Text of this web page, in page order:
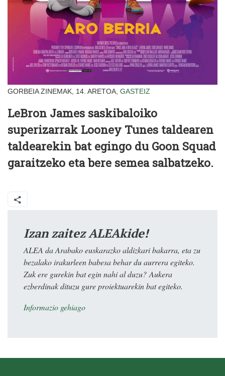
GORBEIA ZINEMAK, 14. ARETOA, GASTEIZ
LeBron James saskibaloiko
superizarrak Looney Tunes taldearen
taldearekin bat egingo du Goon Squad
garaitzeko eta bere semea salbatzeko.
Izan zaitez ALEAkide!
ALEA da Arabako euskarazko aldizkari bakarra, eta zu
bezalako irakurleen babesa behar du aurrera egiteko.
Zuk ere gurekin bat egin nahi al duzu? Aukera
ezberdinak dituzu gure proiektuarekin bat egiteko.
Informazio gehiago